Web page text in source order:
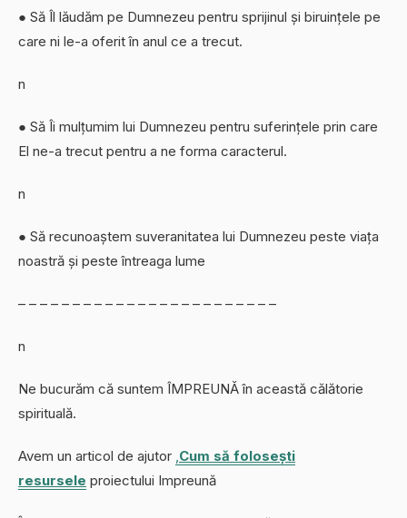
● Să Îl lăudăm pe Dumnezeu pentru sprijinul și biruințele pe
care ni le-a oferit în anul ce a trecut.
n
● Să Îi mulțumim lui Dumnezeu pentru suferințele prin care
El ne-a trecut pentru a ne forma caracterul.
n
● Să recunoaștem suveranitatea lui Dumnezeu peste viața
noastră și peste întreaga lume
– – – – – – – – – – – – – – – – – – – – – – – –
n
Ne bucurăm că suntem ÎMPREUNĂ în această călătorie
spirituală.
Avem un articol de ajutor ,Cum să folosești
resursele proiectului Impreună